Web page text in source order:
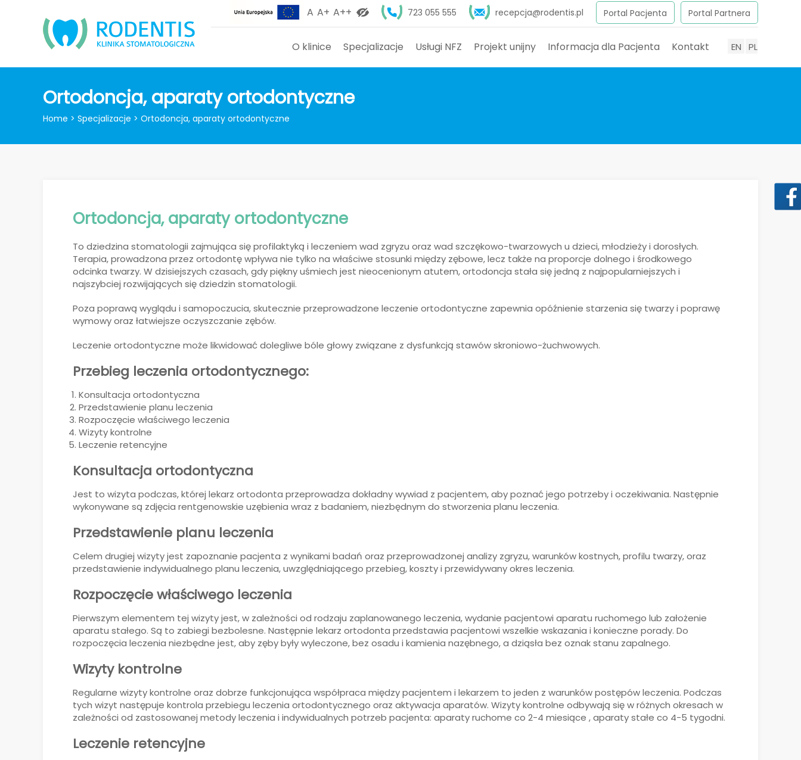
A A+ A++ 723 055 555 recepcja@rodentis.pl Portal Pacjenta Portal Partnera
O klinice Specjalizacje Usługi NFZ Projekt unijny Informacja dla Pacjenta Kontakt EN PL
Ortodoncja, aparaty ortodontyczne
Home > Specjalizacje > Ortodoncja, aparaty ortodontyczne
Ortodoncja, aparaty ortodontyczne
To dziedzina stomatologii zajmująca się profilaktyką i leczeniem wad zgryzu oraz wad szczękowo-twarzowych u dzieci, młodzieży i dorosłych.
Terapia, prowadzona przez ortodontę wpływa nie tylko na właściwe stosunki między zębowe, lecz także na proporcje dolnego i środkowego
odcinka twarzy. W dzisiejszych czasach, gdy piękny uśmiech jest nieocenionym atutem, ortodoncja stała się jedną z najpopularniejszych i
najszybciej rozwijających się dziedzin stomatologii.
Poza poprawą wyglądu i samopoczucia, skutecznie przeprowadzone leczenie ortodontyczne zapewnia opóźnienie starzenia się twarzy i poprawę
wymowy oraz łatwiejsze oczyszczanie zębów.
Leczenie ortodontyczne może likwidować dolegliwe bóle głowy związane z dysfunkcją stawów skroniowo-żuchwowych.
Przebieg leczenia ortodontycznego:
Konsultacja ortodontyczna
Przedstawienie planu leczenia
Rozpoczęcie właściwego leczenia
Wizyty kontrolne
Leczenie retencyjne
Konsultacja ortodontyczna
Jest to wizyta podczas, której lekarz ortodonta przeprowadza dokładny wywiad z pacjentem, aby poznać jego potrzeby i oczekiwania. Następnie
wykonywane są zdjęcia rentgenowskie uzębienia wraz z badaniem, niezbędnym do stworzenia planu leczenia.
Przedstawienie planu leczenia
Celem drugiej wizyty jest zapoznanie pacjenta z wynikami badań oraz przeprowadzonej analizy zgryzu, warunków kostnych, profilu twarzy, oraz
przedstawienie indywidualnego planu leczenia, uwzględniającego przebieg, koszty i przewidywany okres leczenia.
Rozpoczęcie właściwego leczenia
Pierwszym elementem tej wizyty jest, w zależności od rodzaju zaplanowanego leczenia, wydanie pacjentowi aparatu ruchomego lub założenie
aparatu stałego. Są to zabiegi bezbolesne. Następnie lekarz ortodonta przedstawia pacjentowi wszelkie wskazania i konieczne porady. Do
rozpoczęcia leczenia niezbędne jest, aby zęby były wyleczone, bez osadu i kamienia nazębnego, a dziąsła bez oznak stanu zapalnego.
Wizyty kontrolne
Regularne wizyty kontrolne oraz dobrze funkcjonująca współpraca między pacjentem i lekarzem to jeden z warunków postępów leczenia. Podczas
tych wizyt następuje kontrola przebiegu leczenia ortodontycznego oraz aktywacja aparatów. Wizyty kontrolne odbywają się w różnych okresach w
zależności od zastosowanej metody leczenia i indywidualnych potrzeb pacjenta: aparaty ruchome co 2-4 miesiące , aparaty stałe co 4-5 tygodni.
Leczenie retencyjne